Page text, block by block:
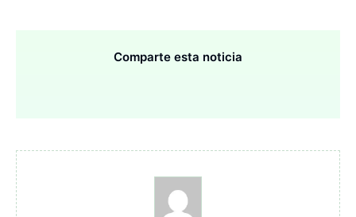
Comparte esta noticia